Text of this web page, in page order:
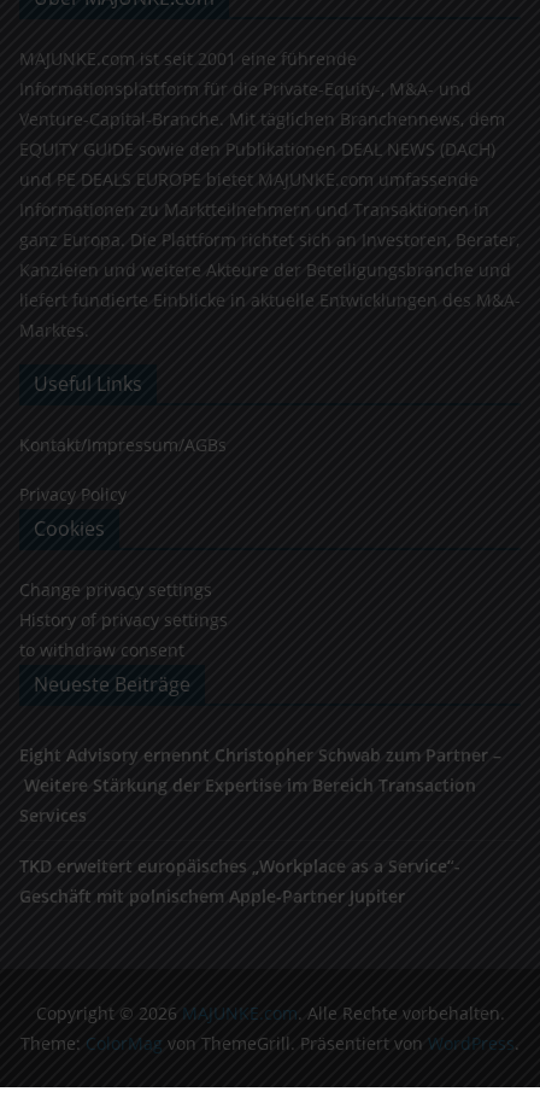
MAJUNKE.com ist seit 2001 eine führende
Informationsplattform für die Private-Equity-, M&A- und
Venture-Capital-Branche. Mit täglichen Branchennews, dem
EQUITY GUIDE sowie den Publikationen DEAL NEWS (DACH)
und PE DEALS EUROPE bietet MAJUNKE.com umfassende
Informationen zu Marktteilnehmern und Transaktionen in
ganz Europa. Die Plattform richtet sich an Investoren, Berater,
Kanzleien und weitere Akteure der Beteiligungsbranche und
liefert fundierte Einblicke in aktuelle Entwicklungen des M&A-
Marktes.
Useful Links
Kontakt/Impressum/AGBs
Privacy Policy
Cookies
Change privacy settings
History of privacy settings
to withdraw consent
Neueste Beiträge
Eight Advisory ernennt Christopher Schwab zum Partner –
Weitere Stärkung der Expertise im Bereich Transaction
Services
TKD erweitert europäisches „Workplace as a Service“-
Geschäft mit polnischem Apple-Partner Jupiter
Copyright © 2026 MAJUNKE.com. Alle Rechte vorbehalten.
Theme: ColorMag von ThemeGrill. Präsentiert von WordPress.